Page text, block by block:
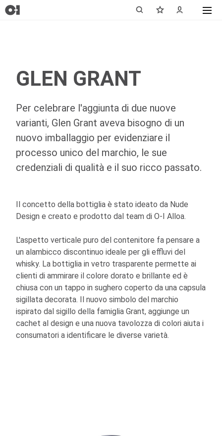
GLEN GRANT
Per celebrare l'aggiunta di due nuove
varianti, Glen Grant aveva bisogno di un
nuovo imballaggio per evidenziare il
processo unico del marchio, le sue
credenziali di qualità e il suo ricco passato.
Il concetto della bottiglia è stato ideato da Nude
Design e creato e prodotto dal team diO-I Alloa.
L'aspetto verticale puro del contenitore fa pensare a
un alambicco discontinuo ideale per gli effluvi del
whisky. La bottiglia in vetro trasparente permette ai
clienti di ammirare il colore dorato e brillante ed è
chiusa con un tappo in sughero coperto da una capsula
sigillata decorata. Il nuovo simbolo del marchio
ispirato dal sigillo della famiglia Grant, aggiunge un
cachet al design e una nuova tavolozza di colori aiuta i
consumatori a identificare le diverse varietà.